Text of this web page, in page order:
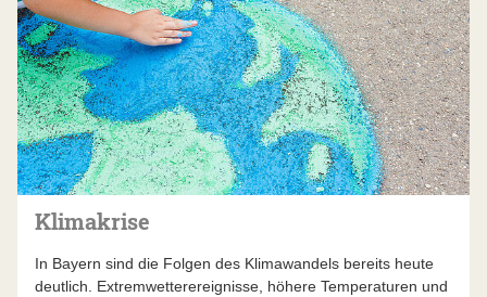
Klimakrise
In Bayern sind die Folgen des Klimawandels bereits heute
deutlich. Extremwetterereignisse, höhere Temperaturen und